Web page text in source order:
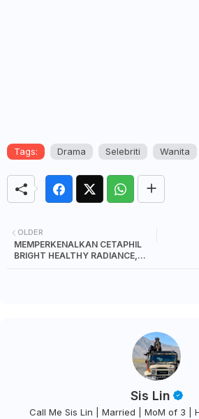
Tags: Drama Selebriti Wanita
OLDER
MEMPERKENALKAN CETAPHIL
BRIGHT HEALTHY RADIANCE,
Sis Lin
Call Me Sis Lin | Married | MoM of 3 |